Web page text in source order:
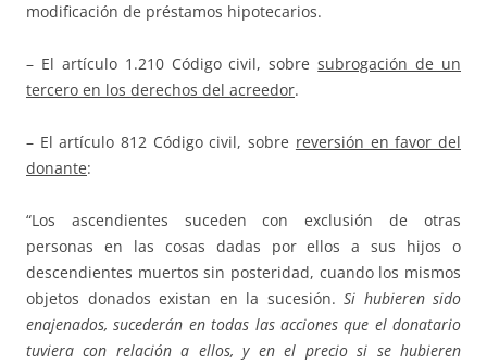
modificación de préstamos hipotecarios.
– El artículo 1.210 Código civil, sobresubrogación de un
tercero en los derechos del acreedor.
– El artículo 812 Código civil, sobre reversión en favor del
donante:
“Los ascendientes suceden con exclusión de otras
personas en las cosas dadas por ellos a sus hijos o
descendientes muertos sin posteridad, cuando los mismos
objetos donados existan en la sucesión. Si hubieren sido
enajenados, sucederán en todas las acciones que el donatario
tuviera con relación a ellos, y en el precio si se hubieren